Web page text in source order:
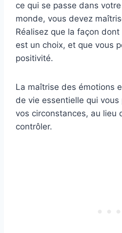
ce qui se passe dans
monde, vous devez
Réalisez que la façon
est un choix, et que vous
positivité.
La maîtrise des émotions
de vie essentielle qui
vos circonstances, au lieu
contrôler.